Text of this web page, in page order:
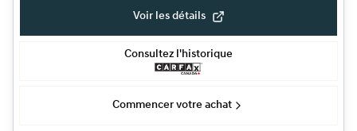
Voir les détails
Consultez l'historique
Commencer votre achat